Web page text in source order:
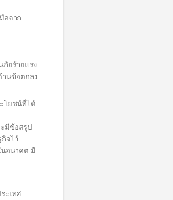
อจาก
ภัยร้ายแรง
านข้อตกลง
โยชน์ที่ได้
มีข้อสรุป
กิจไว้
นอนาคต มี
ะเทศ